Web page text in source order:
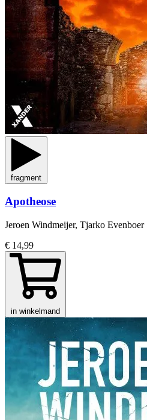
fragment
Apotheose
Jeroen Windmeijer, Tjarko Evenboer
€ 14,99
in winkelmand